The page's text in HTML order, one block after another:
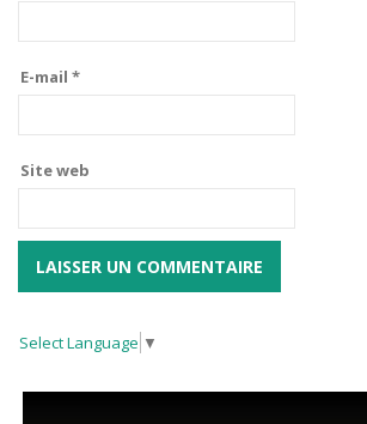
E-mail *
Site web
Select Language ▼